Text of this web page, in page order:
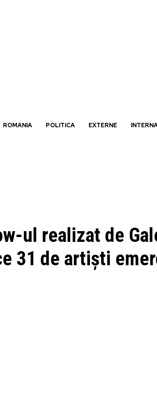
ROMANIA POLITICA EXTERNE
ul realizat de
31 de artiști